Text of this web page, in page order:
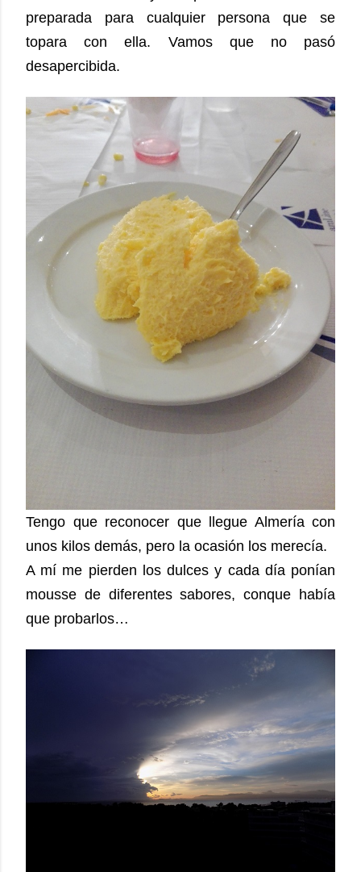
preparada para cualquier persona que se
topara con ella. Vamos que no pasó
desapercibida.
Tengo que reconocer que llegue Almería con
unos kilos demás, pero la ocasión los merecía.
A mí me pierden los dulces y cada día ponían
mousse de diferentes sabores, conque había
que probarlos…